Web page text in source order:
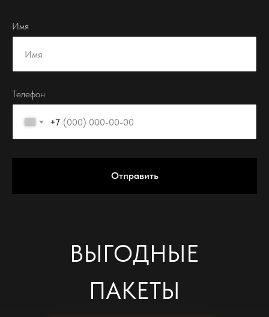
Имя
Телефон
+7
Отправить
ВЫГОДНЫЕ
ПАКЕТЫ